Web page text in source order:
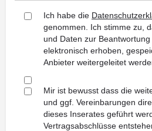
Ich habe die
genommen. Ich stimme zu,
und Daten zur
elektronisch erhoben,
Anbieter weitergeleitet
Mir ist bewusst dass die
und ggf. Vereinbarungen
dieses Inserates geführt
Vertragsabschlüsse